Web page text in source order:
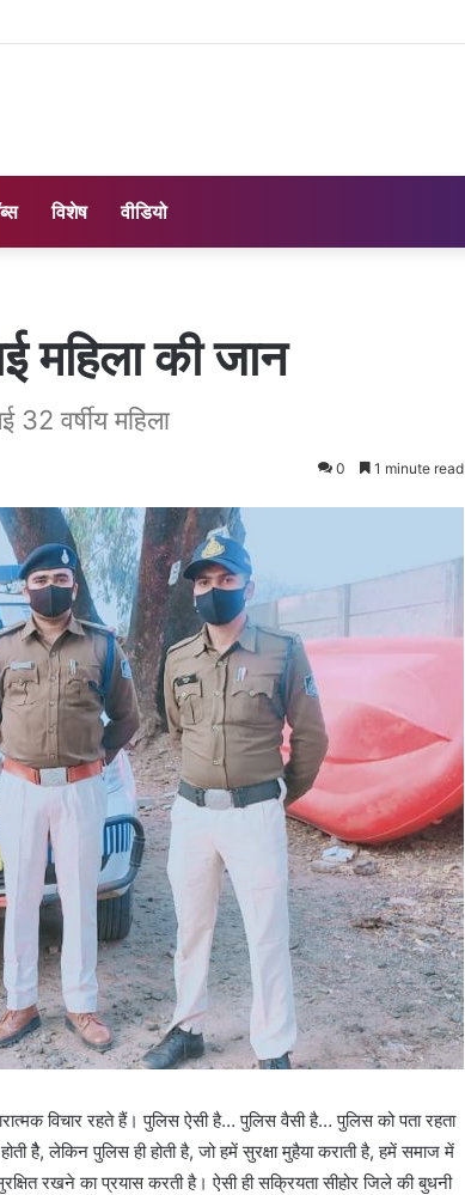
विशेष वीडियो
की जान
वर्षीय महिला
0 1 minute read
विचार रहते हैं। पुलिस ऐसी है… पुलिस वैसी है… पुलिस को पता रहता
हैै, लेकिन पुलिस ही होती है, जो हमें सुरक्षा मुहैया कराती है, हमें समाज में
रखने का प्रयास करती है। ऐसी ही सक्रियता सीहोर जिले की बुधनी